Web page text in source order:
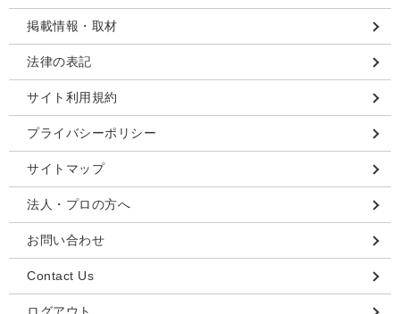
掲載情報・取材
法律の表記
サイト利用規約
プライバシーポリシー
サイトマップ
法人・プロの方へ
お問い合わせ
Contact Us